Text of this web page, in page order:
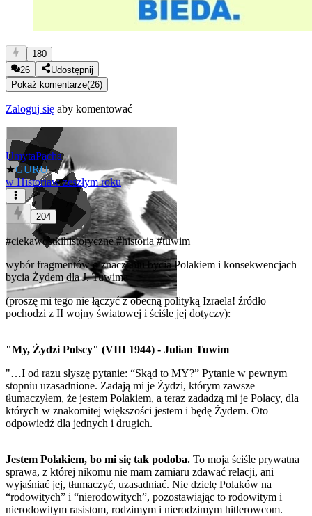
180
26
Udostępnij
Pokaż komentarze(26)
Zaloguj się aby komentować
UmytaPacha
★GURU
w Historiaw zeszłym roku
204
#ciekawostkihistoryczne #historia #tuwim
wybór fragmentów o znaczeniu bycia Polakiem i konsekwencjach
bycia Żydem dla J. Tuwima
(proszę mi tego nie łączyć z obecną polityką Izraela! źródło
pochodzi z II wojny światowej i ściśle jej dotyczy):
"My, Żydzi Polscy" (VIII 1944) - Julian Tuwim
"…I od razu słyszę pytanie: “Skąd to MY?” Pytanie w pewnym
stopniu uzasadnione. Zadają mi je Żydzi, którym zawsze
tłumaczyłem, że jestem Polakiem, a teraz zadadzą mi je Polacy, dla
których w znakomitej większości jestem i będę Żydem. Oto
odpowiedź dla jednych i drugich.
Jestem Polakiem, bo mi się tak podoba. To moja ściśle prywatna
sprawa, z której nikomu nie mam zamiaru zdawać relacji, ani
wyjaśniać jej, tłumaczyć, uzasadniać. Nie dzielę Polaków na
“rodowitych” i “nierodowitych”, pozostawiając to rodowitym i
nierodowitym rasistom, rodzimym i nierodzimym hitlerowcom.